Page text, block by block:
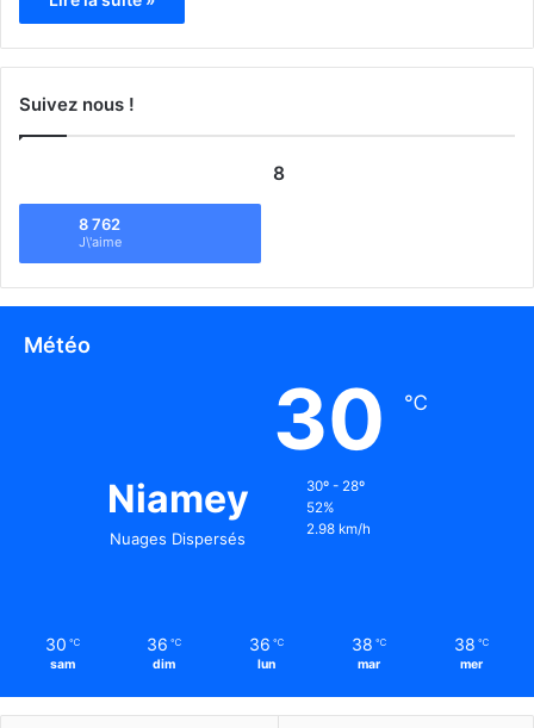
Suivez nous !
8
8 762
J\'aime
Météo
Niamey
Nuages Dispersés
30 ℃
30º - 28º
52%
2.98 km/h
30 ℃
sam
36 ℃
dim
36 ℃
lun
38 ℃
mar
38 ℃
mer